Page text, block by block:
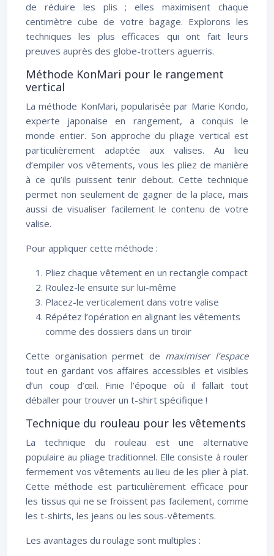
de réduire les plis ; elles maximisent chaque
centimètre cube de votre bagage. Explorons les
techniques les plus efficaces qui ont fait leurs
preuves auprès des globe-trotters aguerris.
Méthode KonMari pour le rangement
vertical
La méthode KonMari, popularisée par Marie Kondo,
experte japonaise en rangement, a conquis le
monde entier. Son approche du pliage vertical est
particulièrement adaptée aux valises. Au lieu
d’empiler vos vêtements, vous les pliez de manière
à ce qu’ils puissent tenir debout. Cette technique
permet non seulement de gagner de la place, mais
aussi de visualiser facilement le contenu de votre
valise.
Pour appliquer cette méthode :
Pliez chaque vêtement en un rectangle compact
Roulez-le ensuite sur lui-même
Placez-le verticalement dans votre valise
Répétez l’opération en alignant les vêtements
comme des dossiers dans un tiroir
Cette organisation permet de maximiser l’espace
tout en gardant vos affaires accessibles et visibles
d’un coup d’œil. Finie l’époque où il fallait tout
déballer pour trouver un t-shirt spécifique !
Technique du rouleau pour les vêtements
La technique du rouleau est une alternative
populaire au pliage traditionnel. Elle consiste à rouler
fermement vos vêtements au lieu de les plier à plat.
Cette méthode est particulièrement efficace pour
les tissus qui ne se froissent pas facilement, comme
les t-shirts, les jeans ou les sous-vêtements.
Les avantages du roulage sont multiples :